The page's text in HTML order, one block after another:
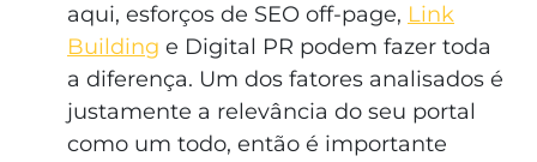
aqui, esforços de SEO off-page, Link
Building e Digital PR podem fazer toda
a diferença. Um dos fatores analisados é
justamente a relevância do seu portal
como um todo, então é importante